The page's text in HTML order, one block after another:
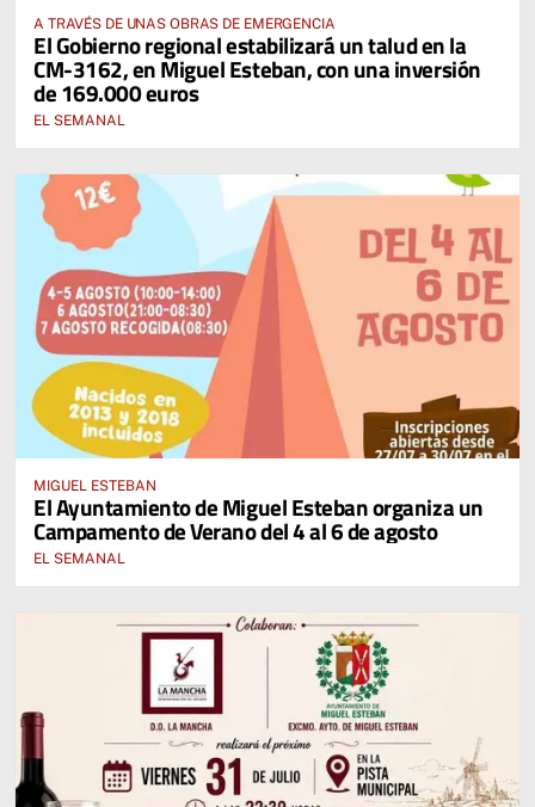
A TRAVÉS DE UNAS OBRAS DE EMERGENCIA
El Gobierno regional estabilizará un talud en la
CM-3162, en Miguel Esteban, con una inversión
de 169.000 euros
EL SEMANAL
MIGUEL ESTEBAN
El Ayuntamiento de Miguel Esteban organiza un
Campamento de Verano del 4 al 6 de agosto
EL SEMANAL